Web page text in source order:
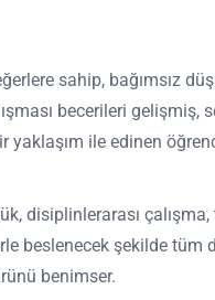
sahip, bağımsız
becerileri
ile edinen
disiplinlerarası
beslenecek şekilde
benimser.